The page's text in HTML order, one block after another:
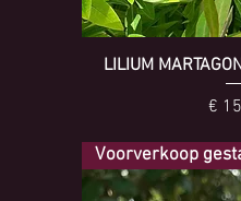
LILIUM
Prijs
€
Voorverkoop